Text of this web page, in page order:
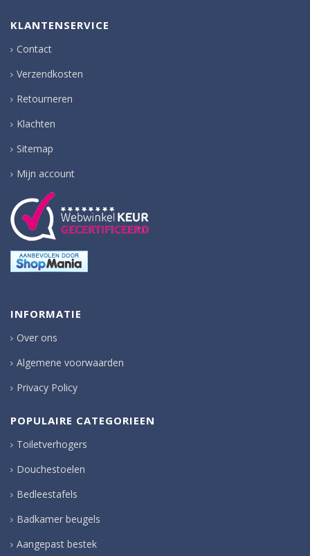
KLANTENSERVICE
Contact
Verzendkosten
Retourneren
Klachten
Sitemap
Mijn account
INFORMATIE
Over ons
Algemene voorwaarden
Privacy Policy
POPULAIRE CATEGORIEEN
Toiletverhogers
Douchestoelen
Bedleestafels
Badkamer beugels
Aangepast bestek